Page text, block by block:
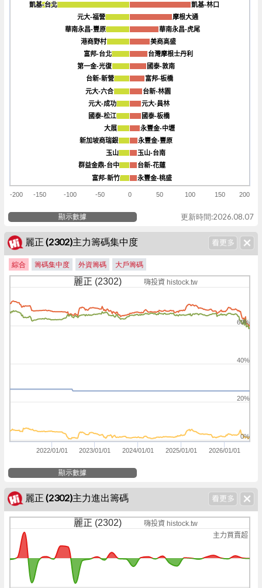
-3k
凱基-林口
凱基-林口
摩根大通
摩根大通
華南永昌-虎尾
華南永昌-虎尾
美商高盛
美商高盛
台灣摩根士丹利
台灣摩根士丹利
國泰-敦南
國泰-敦南
富邦-板橋
富邦-板橋
台新-林園
台新-林園
元大-員林
元大-員林
國泰-板橋
國泰-板橋
永豐金-中壢
永豐金-中壢
永豐金-豐原
永豐金-豐原
玉山-台南
玉山-台南
台新-花蓮
台新-花蓮
永豐金-桃盛
永豐金-桃盛
凱基-台北
凱基-台北
元大-福營
元大-福營
華南永昌-豐原
華南永昌-豐原
港商野村
港商野村
富邦-台北
富邦-台北
第一金-光復
第一金-光復
台新-新營
台新-新營
元大-六合
元大-六合
元大-成功
元大-成功
國泰-松江
國泰-松江
大展
大展
新加坡商瑞銀
新加坡商瑞銀
玉山
玉山
群益金鼎-台中
群益金鼎-台中
富邦-新竹
富邦-新竹
-200 -150 -100 -50 0 50 100 150 200
顯示數據 更新時間:2026.08.07
麗正 (2302)主力籌碼集中度
綜合 籌碼集中度 外資籌碼 大戶籌碼
麗正 (2302) 嗨投資 histock.tw
2022/01/01 2023/01/01 2024/01/01 2025/01/01 2026/01/01
0%
20%
40%
60%
顯示數據
麗正 (2302)主力進出籌碼
主力買賣超
麗正 (2302) 嗨投資 histock.tw